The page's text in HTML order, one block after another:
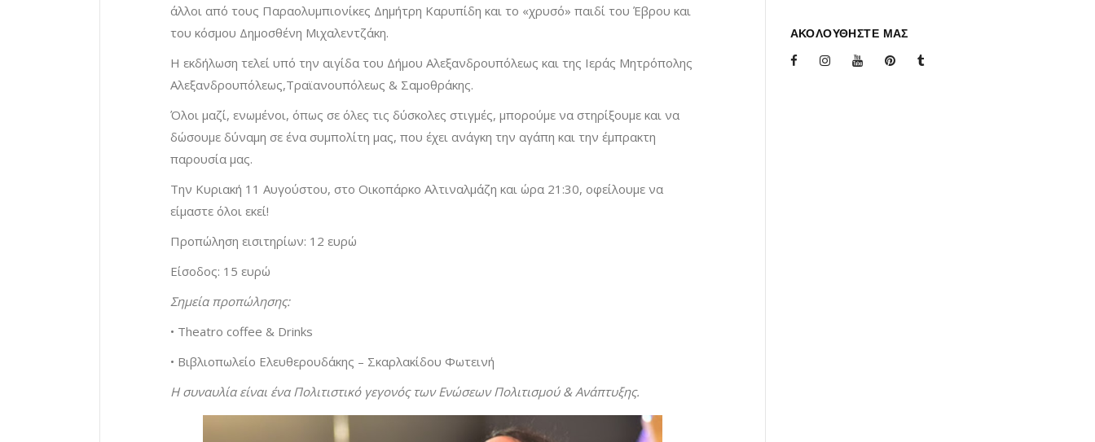
άλλοι από τους Παραολυμπιονίκες Δημήτρη Καρυπίδη και το «χρυσό» παιδί του Έβρου και
του κόσμου Δημοσθένη Μιχαλεντζάκη.
Η εκδήλωση τελεί υπό την αιγίδα του Δήμου Αλεξανδρουπόλεως και της Ιεράς Μητρόπολης
Αλεξανδρουπόλεως,Τραϊανουπόλεως & Σαμοθράκης.
Όλοι μαζί, ενωμένοι, όπως σε όλες τις δύσκολες στιγμές, μπορούμε να στηρίξουμε και να
δώσουμε δύναμη σε ένα συμπολίτη μας, που έχει ανάγκη την αγάπη και την έμπρακτη
παρουσία μας.
Την Κυριακή 11 Αυγούστου, στο Οικοπάρκο Αλτιναλμάζη και ώρα 21:30, οφείλουμε να
είμαστε όλοι εκεί!
Προπώληση εισιτηρίων: 12 ευρώ
Είσοδος: 15 ευρώ
Σημεία προπώλησης:
• Theatro coffee & Drinks
• Βιβλιοπωλείο Ελευθερουδάκης – Σκαρλακίδου Φωτεινή
Η συναυλία είναι ένα Πολιτιστικό γεγονός των Ενώσεων Πολιτισμού & Ανάπτυξης.
ΑΚΟΛΟΥΘΗΣΤΕ ΜΑΣ